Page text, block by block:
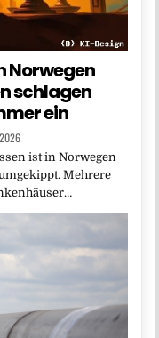
Norwegen
schlagen
ein
ist in Norwegen
Mehrere